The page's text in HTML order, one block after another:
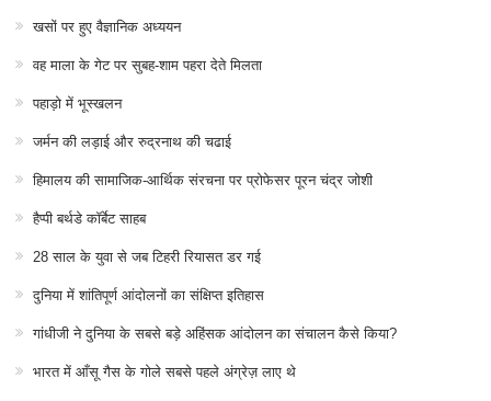
खसों पर हुए वैज्ञानिक अध्ययन
वह माला के गेट पर सुबह-शाम पहरा देते मिलता
पहाड़ो में भूस्खलन
जर्मन की लड़ाई और रुद्रनाथ की चढाई
हिमालय की सामाजिक-आर्थिक संरचना पर प्रोफेसर पूरन चंद्र जोशी
हैप्पी बर्थडे कॉर्बेट साहब
28 साल के युवा से जब टिहरी रियासत डर गई
दुनिया में शांतिपूर्ण आंदोलनों का संक्षिप्त इतिहास
गांधीजी ने दुनिया के सबसे बड़े अहिंसक आंदोलन का संचालन कैसे किया?
भारत में आँसू गैस के गोले सबसे पहले अंग्रेज़ लाए थे